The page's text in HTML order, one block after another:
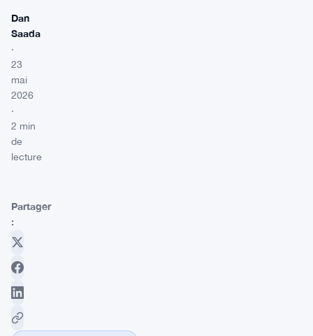
Dan
Saada
·
23
mai
2026
·
2 min
de
lecture
Partager
: